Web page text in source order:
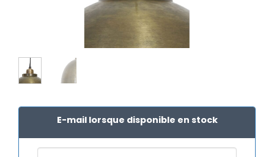
E-mail lorsque disponible en stock